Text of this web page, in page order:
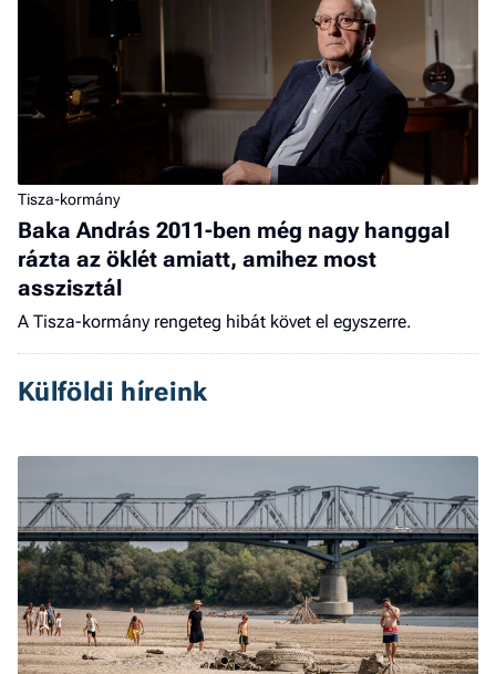
Tisza-kormány
Baka András 2011-ben még nagy hanggal
rázta az öklét amiatt, amihez most
asszisztál
A Tisza-kormány rengeteg hibát követ el egyszerre.
Külföldi híreink